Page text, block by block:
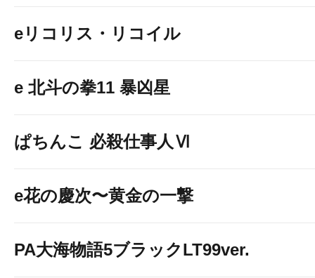
eリコリス・リコイル
e 北斗の拳11 暴凶星
ぱちんこ 必殺仕事人Ⅵ
e花の慶次〜黄金の一撃
PA大海物語5ブラックLT99ver.